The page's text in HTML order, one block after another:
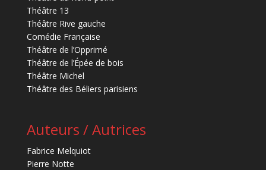
Théâtre 13
Théâtre Rive gauche
Comédie Française
Théâtre de l’Opprimé
Théâtre de l’Épée de bois
Théâtre Michel
Théâtre des Béliers parisiens
Auteurs / Autrices
Fabrice Melquiot
Pierre Notte